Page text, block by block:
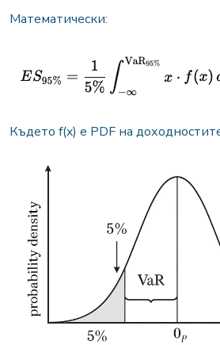
Математически:
Където f(x) е PDF на